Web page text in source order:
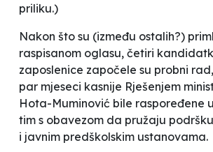
priliku.)
Nakon što su (između ostalih?)
raspisanom oglasu, četiri
zaposlenice započele su probni
par mjeseci kasnije Rješenjem
Hota-Muminović bile raspoređene
tim s obavezom da pružaju
i javnim predškolskim ustanovama.